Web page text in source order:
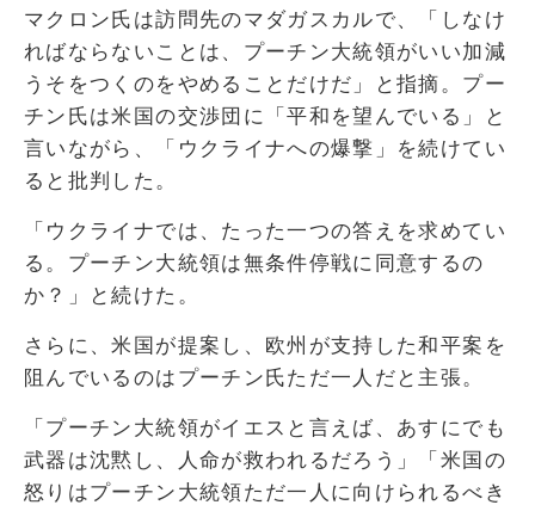
マクロン氏は訪問先のマダガスカルで、「しなけ
ればならないことは、プーチン大統領がいい加減
うそをつくのをやめることだけだ」と指摘。プー
チン氏は米国の交渉団に「平和を望んでいる」と
言いながら、「ウクライナへの爆撃」を続けてい
ると批判した。
「ウクライナでは、たった一つの答えを求めてい
る。プーチン大統領は無条件停戦に同意するの
か？」と続けた。
さらに、米国が提案し、欧州が支持した和平案を
阻んでいるのはプーチン氏ただ一人だと主張。
「プーチン大統領がイエスと言えば、あすにでも
武器は沈黙し、人命が救われるだろう」「米国の
怒りはプーチン大統領ただ一人に向けられるべき